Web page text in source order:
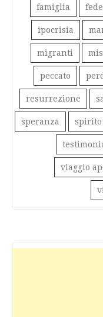
famiglia fede
ipocrisia
migranti
peccato
resurrezione
speranza spirito
viaggio